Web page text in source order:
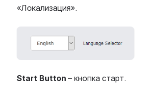
«Локализация».
Start Button – кнопка старт.